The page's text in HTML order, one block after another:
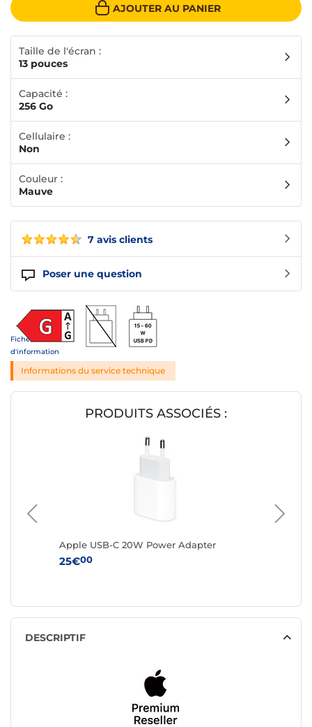
7 avis clients
Poser une question
AJOUTER AU PANIER
Taille de l'écran :
13 pouces
Capacité :
256 Go
Cellulaire :
Non
Couleur :
Mauve
Fiche
d'information
Informations du service technique
PRODUITS ASSOCIÉS :
Apple USB-C 20W Power Adapter
25€00
DESCRIPTIF